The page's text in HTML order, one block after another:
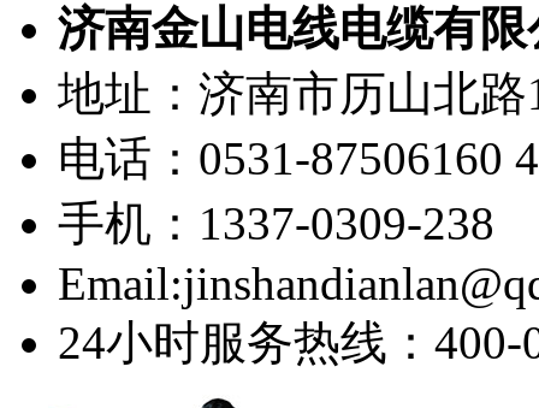
济南金山电线电缆有限
地址：济南市历山北路
电话：0531-87506160
手机：1337-0309-238
24小时服务热线：400-